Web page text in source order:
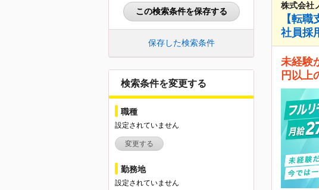
この検索条件を保存する
保存した検索条件
検索条件を変更する
職種
設定されていません
変更する
勤務地
設定されていません
株式会社
【転
社員採
未経験
円以上